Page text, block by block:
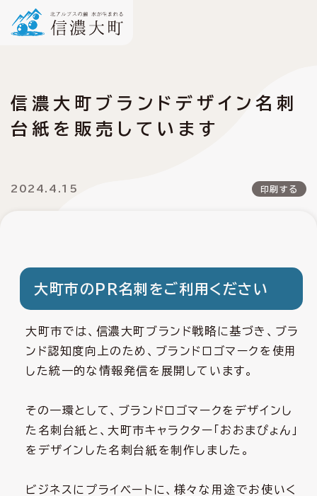
信濃大町ブランドデザイン名刺
台紙を販売しています
2024.4.15 印刷する
大町市のPR名刺をご利用ください
大町市では、信濃大町ブランド戦略に基づき、ブラ
ンド認知度向上のため、ブランドロゴマークを使用
した統一的な情報発信を展開しています。
その一環として、ブランドロゴマークをデザインし
た名刺台紙と、大町市キャラクター「おおまぴょん」
をデザインした名刺台紙を制作しました。
ビジネスにプライベートに、様々な用途でお使いく